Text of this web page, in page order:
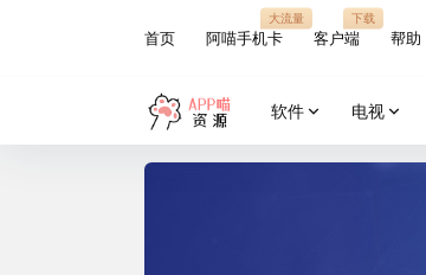
首页 阿喵手机卡
大流量
客户端
下载
帮助
软件 电视